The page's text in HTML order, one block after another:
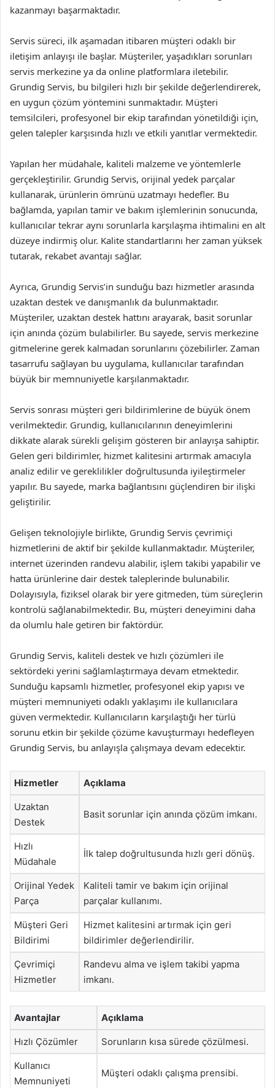
kazanmayı başarmaktadır.
Servis süreci, ilk aşamadan itibaren müşteri odaklı bir
iletişim anlayışı ile başlar. Müşteriler, yaşadıkları sorunları
servis merkezine ya da online platformlara iletebilir.
Grundig Servis, bu bilgileri hızlı bir şekilde değerlendirerek,
en uygun çözüm yöntemini sunmaktadır. Müşteri
temsilcileri, profesyonel bir ekip tarafından yönetildiği için,
gelen talepler karşısında hızlı ve etkili yanıtlar vermektedir.
Yapılan her müdahale, kaliteli malzeme ve yöntemlerle
gerçekleştirilir. Grundig Servis, orijinal yedek parçalar
kullanarak, ürünlerin ömrünü uzatmayı hedefler. Bu
bağlamda, yapılan tamir ve bakım işlemlerinin sonucunda,
kullanıcılar tekrar aynı sorunlarla karşılaşma ihtimalini en alt
düzeye indirmiş olur. Kalite standartlarını her zaman yüksek
tutarak, rekabet avantajı sağlar.
Ayrıca, Grundig Servis’in sunduğu bazı hizmetler arasında
uzaktan destek ve danışmanlık da bulunmaktadır.
Müşteriler, uzaktan destek hattını arayarak, basit sorunlar
için anında çözüm bulabilirler. Bu sayede, servis merkezine
gitmelerine gerek kalmadan sorunlarını çözebilirler. Zaman
tasarrufu sağlayan bu uygulama, kullanıcılar tarafından
büyük bir memnuniyetle karşılanmaktadır.
Servis sonrası müşteri geri bildirimlerine de büyük önem
verilmektedir. Grundig, kullanıcılarının deneyimlerini
dikkate alarak sürekli gelişim gösteren bir anlayışa sahiptir.
Gelen geri bildirimler, hizmet kalitesini artırmak amacıyla
analiz edilir ve gereklilikler doğrultusunda iyileştirmeler
yapılır. Bu sayede, marka bağlantısını güçlendiren bir ilişki
geliştirilir.
Gelişen teknolojiyle birlikte, Grundig Servis çevrimiçi
hizmetlerini de aktif bir şekilde kullanmaktadır. Müşteriler,
internet üzerinden randevu alabilir, işlem takibi yapabilir ve
hatta ürünlerine dair destek taleplerinde bulunabilir.
Dolayısıyla, fiziksel olarak bir yere gitmeden, tüm süreçlerin
kontrolü sağlanabilmektedir. Bu, müşteri deneyimini daha
da olumlu hale getiren bir faktördür.
Grundig Servis, kaliteli destek ve hızlı çözümleri ile
sektördeki yerini sağlamlaştırmaya devam etmektedir.
Sunduğu kapsamlı hizmetler, profesyonel ekip yapısı ve
müşteri memnuniyeti odaklı yaklaşımı ile kullanıcılara
güven vermektedir. Kullanıcıların karşılaştığı her türlü
sorunu etkin bir şekilde çözüme kavuşturmayı hedefleyen
Grundig Servis, bu anlayışla çalışmaya devam edecektir.
Hizmetler Açıklama
Uzaktan
Destek
Basit sorunlar için anında çözüm imkanı.
Hızlı
Müdahale
İlk talep doğrultusunda hızlı geri dönüş.
Orijinal Yedek
Parça
Kaliteli tamir ve bakım için orijinal
parçalar kullanımı.
Müşteri Geri
Bildirimi
Hizmet kalitesini artırmak için geri
bildirimler değerlendirilir.
Çevrimiçi
Hizmetler
Randevu alma ve işlem takibi yapma
imkanı.
Avantajlar Açıklama
Hızlı Çözümler Sorunların kısa sürede çözülmesi.
Kullanıcı
Memnuniyeti
Müşteri odaklı çalışma prensibi.